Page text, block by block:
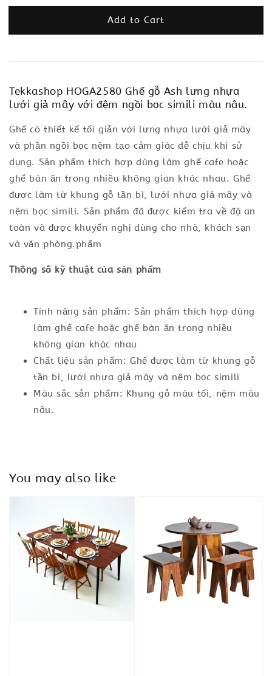
Add to Cart
Tekkashop HOGA2580 Ghế gỗ Ash lưng nhựa
lưới giả mây với đệm ngồi bọc simili màu nâu.
Ghế có thiết kế tối giản với lưng nhựa lưới giả mây
và phần ngồi bọc nệm tạo cảm giác dễ chịu khi sử
dụng. Sản phẩm thích hợp dùng làm ghế cafe hoặc
ghế bàn ăn trong nhiều không gian khác nhau. Ghế
được làm từ khung gỗ tần bì, lưới nhựa giả mây và
nệm bọc simili. Sản phẩm đã được kiểm tra về độ an
toàn và được khuyến nghị dùng cho nhà, khách sạn
và văn phòng.phẩm
Thông số kỹ thuật của sản phẩm
Tính năng sản phẩm: Sản phẩm thích hợp dùng
làm ghế cafe hoặc ghế bàn ăn trong nhiều
không gian khác nhau
Chất liệu sản phẩm: Ghế được làm từ khung gỗ
tần bì, lưới nhựa giả mây và nệm bọc simili
Màu sắc sản phẩm: Khung gỗ màu tối, nệm màu
nâu.
You may also like